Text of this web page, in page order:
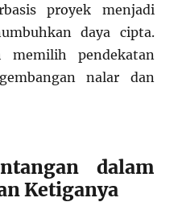
proyek menjadi
daya cipta.
memilih pendekatan
nalar dan
dalam
Ketiganya